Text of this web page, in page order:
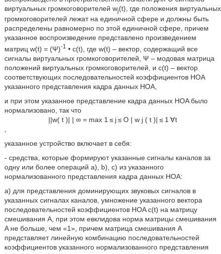
виртуальных громкоговорителей wj(t), где положения виртуальных
громкоговорителей лежат на единичной сфере и должны быть
распределены равномерно по этой единичной сфере, причем
указанное воспроизведение представлено произведением
матриц w(t) = (Ψ)-1
• c(t), где w(t) – вектор, содержащий все
сигналы виртуальных громкоговорителей, Ψ – модовая матрица
положений виртуальных громкоговорителей, и c(t) – вектор
соответствующих последовательностей коэффициентов HOA
указанного представления кадра данных HOA,
и при этом указанное представление кадра данных HOA было
нормализовано, так что
||w( t )| | ∞ = max 1 ≤ j≤O | w j ( t )| ≤ 1 ∀t
указанное устройство включает в себя:
- средства, которые формируют указанные сигналы каналов за
одну или более операций a), b), c) из указанного
нормализованного представления кадра данных HOA:
a) для представления доминирующих звуковых сигналов в
указанных сигналах каналов, умножение указанного вектора
последовательностей коэффициентов HOA c(t) на матрицу
смешивания Α, при этом евклидова норма матрицы смешивания
Α не больше, чем «1», причем матрица смешивания Α
представляет линейную комбинацию последовательностей
коэффициентов указанного нормализованного представления